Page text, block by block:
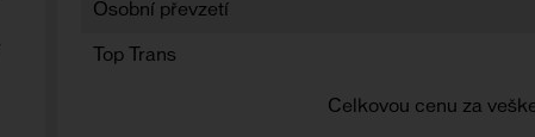
Osobní převzetí
Top Trans
Celkovou cenu za